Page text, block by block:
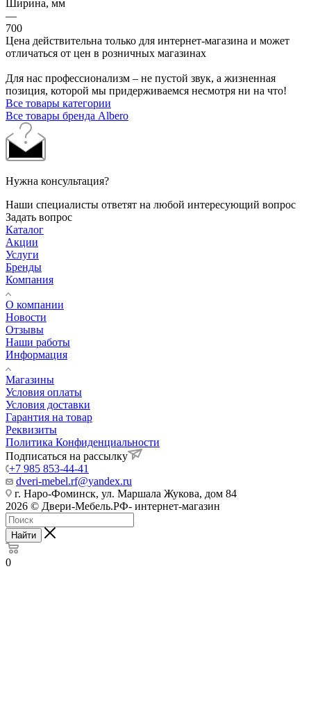
Ширина, мм
—
700
Цена действительна только для интернет-магазина и может
отличаться от цен в розничных магазинах
Для нас профессионализм – не пустой звук, а жизненная
позиция, которой мы придерживаемся несмотря ни на что!
Все товары категории
Все товары бренда Albero
Нужна консультация?
Наши специалисты ответят на любой интересующий вопрос
Задать вопрос
Каталог
Акции
Услуги
Бренды
Компания
О компании
Новости
Отзывы
Наши работы
Информация
Магазины
Условия оплаты
Условия доставки
Гарантия на товар
Реквизиты
Политика Конфиденциальности
Подписаться на рассылку
+7 985 853-44-41
dveri-mebel.rf@yandex.ru
г. Наро-Фоминск, ул. Маршала Жукова, дом 84
2026 © Двери-Мебель.РФ- интернет-магазин
Найти
0